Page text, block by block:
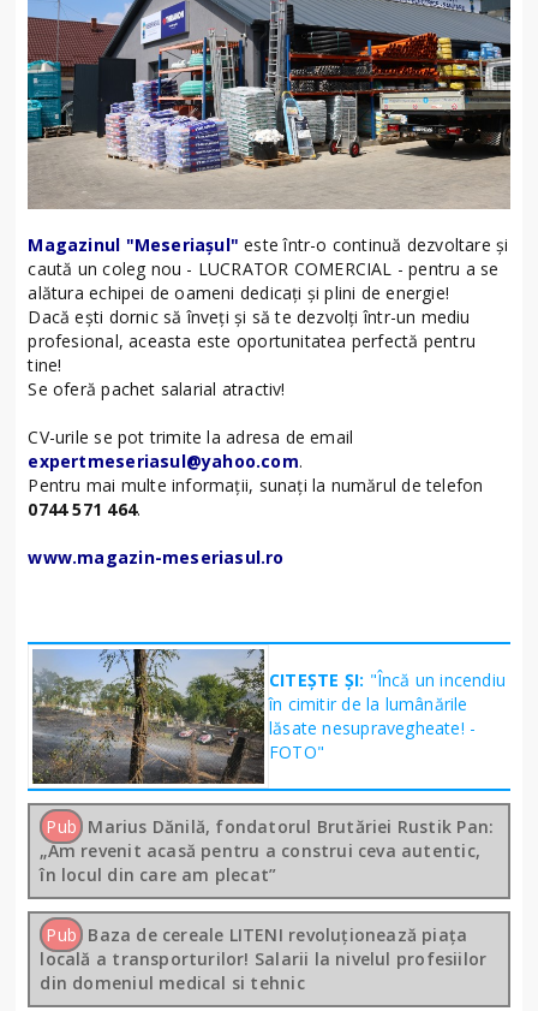
Magazinul "Meseriașul" este într-o continuă dezvoltare și
caută un coleg nou - LUCRATOR COMERCIAL - pentru a se
alătura echipei de oameni dedicați și plini de energie!
Dacă ești dornic să înveți și să te dezvolți într-un mediu
profesional, aceasta este oportunitatea perfectă pentru
tine!
Se oferă pachet salarial atractiv!
CV-urile se pot trimite la adresa de email
expertmeseriasul@yahoo.com.
Pentru mai multe informații, sunați la numărul de telefon
0744 571 464.
www.magazin-meseriasul.ro
CITEȘTE ȘI: "Încă un incendiu
în cimitir de la lumânările
lăsate nesupravegheate! -
FOTO"
Pub Marius Dănilă, fondatorul Brutăriei Rustik Pan:
„Am revenit acasă pentru a construi ceva autentic,
în locul din care am plecat”
Pub Baza de cereale LITENI revoluționează piața
locală a transporturilor! Salarii la nivelul profesiilor
din domeniul medical si tehnic